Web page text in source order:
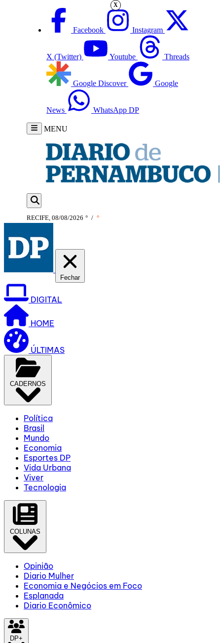
Facebook Instagram
X (Twitter) Youtube Threads
Google Discover Google
News WhatsApp DP
MENU
RECIFE, 08/08/2026 ° / °
Fechar
DIGITAL
HOME
ÚLTIMAS
CADERNOS
Política
Brasil
Mundo
Economia
Esportes DP
Vida Urbana
Viver
Tecnologia
COLUNAS
Opinião
Diario Mulher
Economia e Negócios em Foco
Esplanada
Diario Econômico
DP+
X